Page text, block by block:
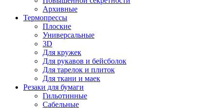
Архивные
Термопрессы
Плоские
Универсальные
3D
Для кружек
Для рукавов и бейсболок
Для тарелок и плиток
Для ткани и маек
Резаки для бумаги
Гильотинные
Сабельные